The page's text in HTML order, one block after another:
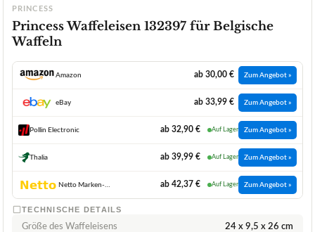
PRINCESS
Princess Waffeleisen 132397 für Belgische
Waffeln
Amazon ab 30,00 € Zum Angebot »
eBay ab 33,99 € Zum Angebot »
Pollin Electronic ab 32,90 € Auf Lager Zum Angebot »
Thalia ab 39,99 € Auf Lager Zum Angebot »
ab 42,37 € Auf Lager Zum Angebot »
TECHNISCHE DETAILS
Größe des Waffeleisens 24 x 9,5 x 26 cm